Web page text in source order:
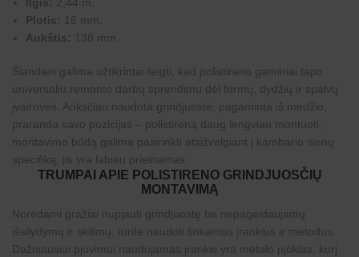
Plotis:
16 mm.
Aukštis:
138 mm.
Šiandien galima užtikrintai teigti, kad polistireno gaminiai tapo
universaliu remonto darbų sprendimu dėl formų, dydžių ir spalvų
įvairovės. Anksčiau naudota grindjuostė, pagaminta iš medžio,
praranda savo pozicijas – polistireną daug lengviau montuoti,
montavimo būdą galima pasirinkti atsižvelgiant į kambario sienų
specifiką, jis yra labiau prieinamas.
TRUMPAI APIE POLISTIRENO GRINDJUOSČIŲ
MONTAVIMĄ
Norėdami gražiai nupjauti grindjuostę be nepageidaujamų
išsilydymų ir skilimų, turite naudoti tinkamus įrankius ir metodus.
Dažniausiai pjovimui naudojamas įrankis yra metalo pjūklas, kurį